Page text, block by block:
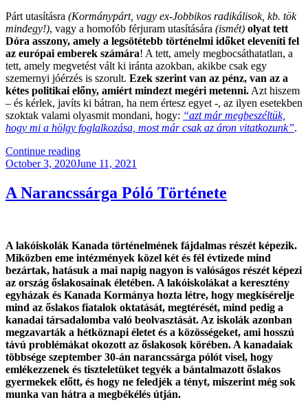
Párt utasításra (Kormánypárt, vagy ex-Jobbikos radikálisok, kb. tök
mindegy!), vagy a homofób férjuram utasítására (ismét) olyat tett
Dóra asszony, amely a legsötétebb történelmi időket eleveníti fel
az európai emberek számára! A tett, amely megbocsáthatatlan, a
tett, amely megvetést vált ki iránta azokban, akikbe csak egy
szemernyi jóérzés is szorult. Ezek szerint van az pénz, van az a
kétes politikai előny, amiért mindezt megéri metenni. Azt hiszem
– és kérlek, javíts ki bátran, ha nem értesz egyet -, az ilyen esetekben
szoktak valami olyasmit mondani, hogy: “azt már megbeszéltük,
hogy mi a hölgy foglalkozása, most már csak az áron vitatkozunk”.
Continue reading“Magyarország
Mindenkié!”
Posted
October 3, 2020June 11, 2021
A Narancssárga Póló Története
A lakóiskolák Kanada történelmének fájdalmas részét képezik.
Miközben eme intézmények közel két és fél évtizede mind
bezártak, hatásuk a mai napig nagyon is valóságos részét képezi
az ország őslakosainak életében. A lakóiskolákat a keresztény
egyházak és Kanada Kormánya hozta létre, hogy megkísérelje
mind az őslakos fiatalok oktatását, megtérését, mind pedig a
kanadai társadalomba való beolvasztását. Az iskolák azonban
megzavarták a hétköznapi életet és a közösségeket, ami hosszú
távú problémákat okozott az őslakosok körében. A kanadaiak
többsége szeptember 30-án narancssárga pólót visel, hogy
emlékezzenek és tiszteletüket tegyék a bántalmazott őslakos
gyermekek előtt, és hogy ne feledjék a tényt, miszerint még sok
munka van hátra a megbékélés útján.